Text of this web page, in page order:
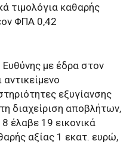
τιμολόγια καθαρής
ΦΠΑ 0,42
Ευθύνης με έδρα στον
εξυγίανσης
διαχείριση αποβλήτων,
έλαβε 19 εικονικά
αξίας 1 εκατ. ευρώ,